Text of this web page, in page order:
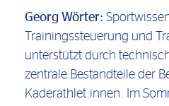
Georg Wörter:
Trainingssteuerung und
unterstützt durch
zentrale Bestandteile der
Kaderathlet:innen. Im